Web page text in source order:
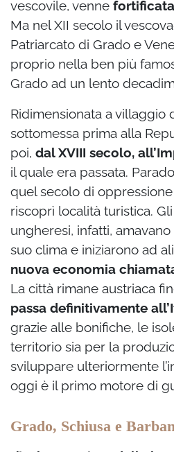
vescovile, venne
Ma nel XII secolo il
Patriarcato di Grado e
proprio nella ben più
Grado ad un lento
Ridimensionata a villaggio
sottomessa prima alla
poi, dal XVIII secolo,
il quale era passata.
quel secolo di
riscoprì località turistica.
ungheresi, infatti,
suo clima e iniziarono ad
nuova economia
La città rimane austriaca
passa definitivamente
grazie alle bonifiche, le
territorio sia per la
sviluppare ulteriormente
oggi è il primo motore di
Grado, Schiusa e